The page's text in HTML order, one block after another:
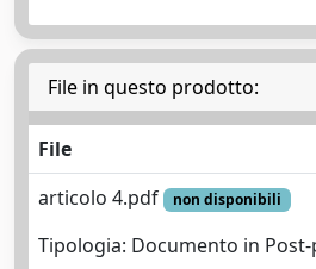
File in questo prodotto:
File
articolo 4.pdf
non disponibili
Tipologia: Documento in